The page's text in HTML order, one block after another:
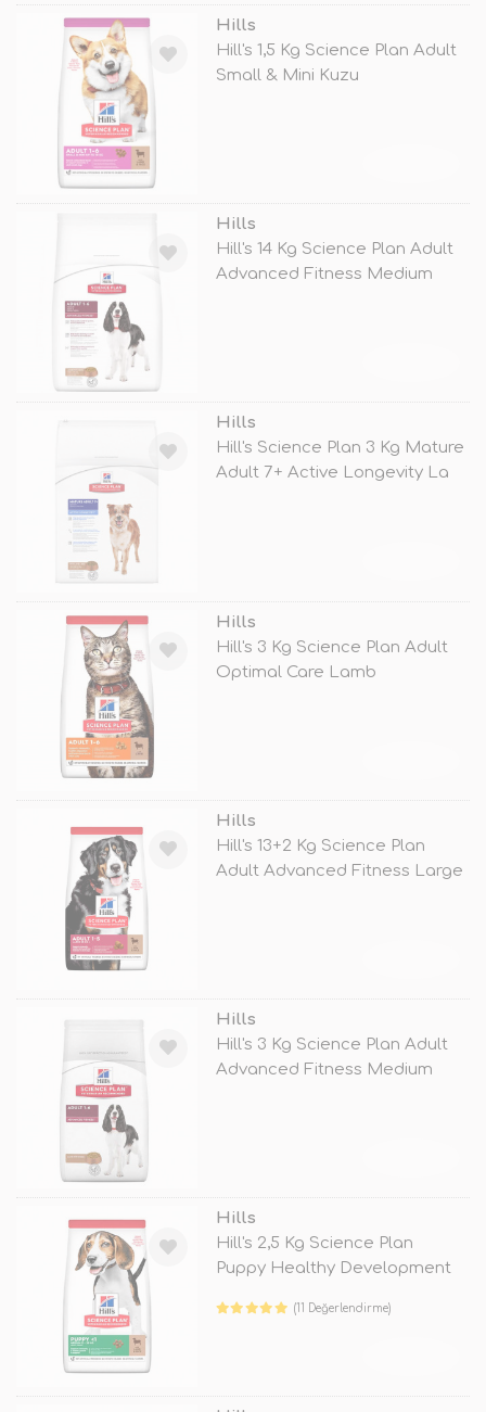
Hills
Hill's 1,5 Kg Science Plan Adult
Small & Mini Kuzu
Hills
Hill's 14 Kg Science Plan Adult
Advanced Fitness Medium
Hills
Hill's Science Plan 3 Kg Mature
Adult 7+ Active Longevity La
Hills
Hill's 3 Kg Science Plan Adult
Optimal Care Lamb
Hills
Hill's 13+2 Kg Science Plan
Adult Advanced Fitness Large
Hills
Hill's 3 Kg Science Plan Adult
Advanced Fitness Medium
Hills
Hill's 2,5 Kg Science Plan
Puppy Healthy Development
(11 Değerlendirme)